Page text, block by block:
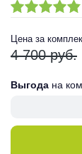
Ценаза
4 700 руб.
Выгода на